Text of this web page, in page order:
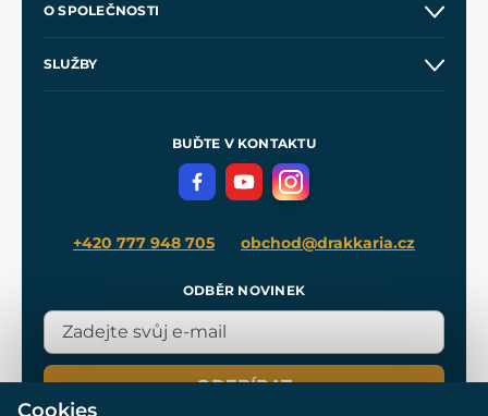
Velkoobchod
O SPOLEČNOSTI
SLUŽBY
Meče pro Kingdom Come
BUĎTE V KONTAKTU
+420 777 948 705 obchod@drakkaria.cz
ODBĚR NOVINEK
ODEBÍRAT
Cookies